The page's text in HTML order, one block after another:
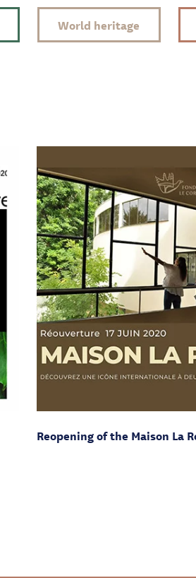
World heritage
Reopening of the Maison La